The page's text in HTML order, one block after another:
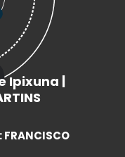
Ipixuna |